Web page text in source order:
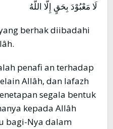
لَا مَعْبُوْدَ بِحَقٍ إِلَّا اللَّهُ
berhak diibadahi
Allâh, dan lafazh
kepada Allâh
bagi-Nya dalam